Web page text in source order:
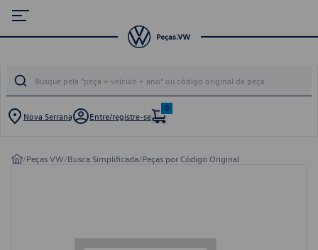
Nova Serrana Entre/registre-se
0
/Peças VW/Busca Simplificada/Peças por Código Original